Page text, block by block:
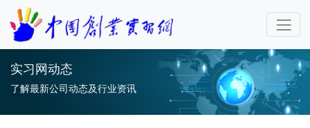
实习网动态
了解最新公司动态及行业资讯